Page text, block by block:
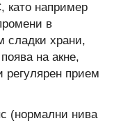
като например
в
сладки храни,
на акне,
регулярен прием
(нормални нива